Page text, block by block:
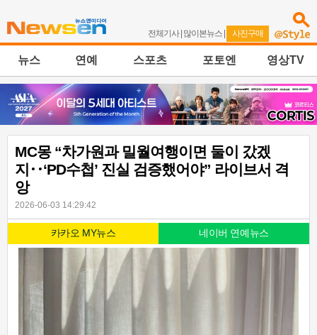
전체기사| 많이본뉴스 | 사진구매
뉴스 연예 스포츠 포토엔 영상TV
MC몽 “차가원과 밀월여행이면 둘이 갔겠
지‥‘PD수첩’ 진실 검증했어야” 라이브서 격
앙
2026-06-03 14:29:42
카카오 MY뉴스 네이버 연예뉴스